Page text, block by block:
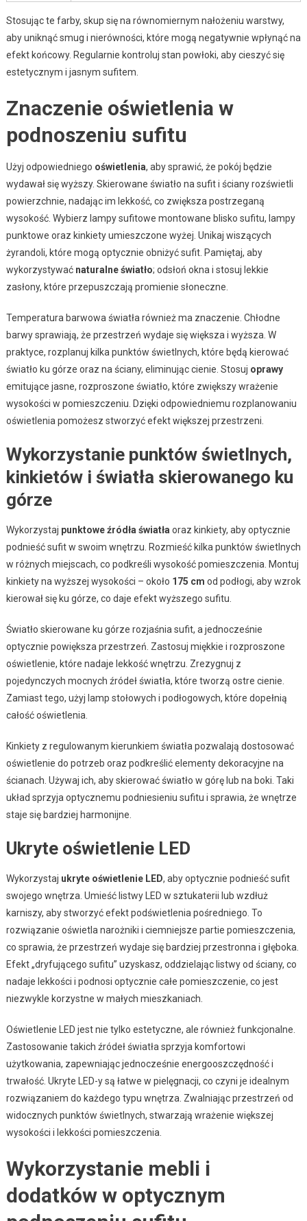
Stosując te farby, skup się na równomiernym nałożeniu warstwy,
aby uniknąć smug i nierówności, które mogą negatywnie wpłynąć na
efekt końcowy. Regularnie kontroluj stan powłoki, aby cieszyć się
estetycznym i jasnym sufitem.
Znaczenie oświetlenia w
podnoszeniu sufitu
Użyj odpowiedniego oświetlenia, aby sprawić, że pokój będzie
wydawał się wyższy. Skierowane światło na sufit i ściany rozświetli
powierzchnie, nadając im lekkość, co zwiększa postrzeganą
wysokość. Wybierz lampy sufitowe montowane blisko sufitu, lampy
punktowe oraz kinkiety umieszczone wyżej. Unikaj wiszących
żyrandoli, które mogą optycznie obniżyć sufit. Pamiętaj, aby
wykorzystywać naturalne światło; odsłoń okna i stosuj lekkie
zasłony, które przepuszczają promienie słoneczne.
Temperatura barwowa światła również ma znaczenie. Chłodne
barwy sprawiają, że przestrzeń wydaje się większa i wyższa. W
praktyce, rozplanuj kilka punktów świetlnych, które będą kierować
światło ku górze oraz na ściany, eliminując cienie. Stosuj oprawy
emitujące jasne, rozproszone światło, które zwiększy wrażenie
wysokości w pomieszczeniu. Dzięki odpowiedniemu rozplanowaniu
oświetlenia pomożesz stworzyć efekt większej przestrzeni.
Wykorzystanie punktów świetlnych,
kinkietów i światła skierowanego ku
górze
Wykorzystaj punktowe źródła światła oraz kinkiety, aby optycznie
podnieść sufit w swoim wnętrzu. Rozmieść kilka punktów świetlnych
w różnych miejscach, co podkreśli wysokość pomieszczenia. Montuj
kinkiety na wyższej wysokości – około 175 cm od podłogi, aby wzrok
kierował się ku górze, co daje efekt wyższego sufitu.
Światło skierowane ku górze rozjaśnia sufit, a jednocześnie
optycznie powiększa przestrzeń. Zastosuj miękkie i rozproszone
oświetlenie, które nadaje lekkość wnętrzu. Zrezygnuj z
pojedynczych mocnych źródeł światła, które tworzą ostre cienie.
Zamiast tego, użyj lamp stołowych i podłogowych, które dopełnią
całość oświetlenia.
Kinkiety z regulowanym kierunkiem światła pozwalają dostosować
oświetlenie do potrzeb oraz podkreślić elementy dekoracyjne na
ścianach. Używaj ich, aby skierować światło w górę lub na boki. Taki
układ sprzyja optycznemu podniesieniu sufitu i sprawia, że wnętrze
staje się bardziej harmonijne.
Ukryte oświetlenie LED
Wykorzystaj ukryte oświetlenie LED, aby optycznie podnieść sufit
swojego wnętrza. Umieść listwy LED w sztukaterii lub wzdłuż
karniszy, aby stworzyć efekt podświetlenia pośredniego. To
rozwiązanie oświetla narożniki i ciemniejsze partie pomieszczenia,
co sprawia, że przestrzeń wydaje się bardziej przestronna i głęboka.
Efekt „dryfującego sufitu” uzyskasz, oddzielając listwy od ściany, co
nadaje lekkości i podnosi optycznie całe pomieszczenie, co jest
niezwykle korzystne w małych mieszkaniach.
Oświetlenie LED jest nie tylko estetyczne, ale również funkcjonalne.
Zastosowanie takich źródeł światła sprzyja komfortowi
użytkowania, zapewniając jednocześnie energooszczędność i
trwałość. Ukryte LED-y są łatwe w pielęgnacji, co czyni je idealnym
rozwiązaniem do każdego typu wnętrza. Zwalniając przestrzeń od
widocznych punktów świetlnych, stwarzają wrażenie większej
wysokości i lekkości pomieszczenia.
Wykorzystanie mebli i
dodatków w optycznym